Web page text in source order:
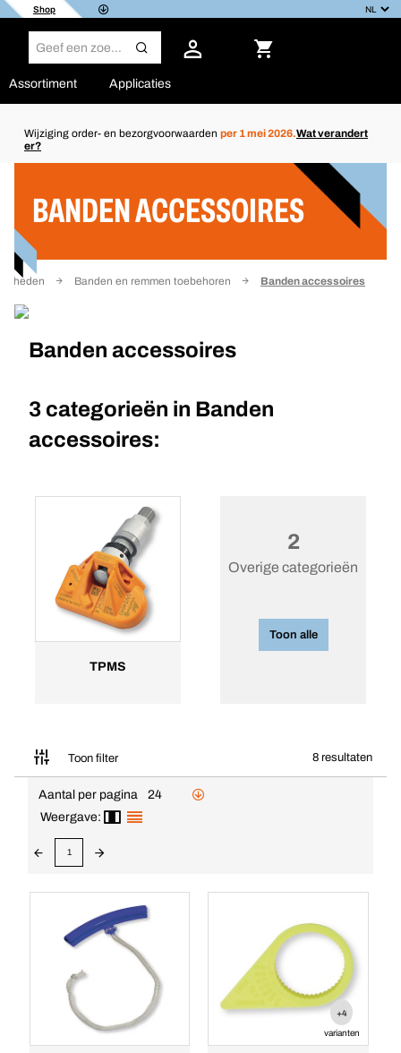
Shop
Assortiment Applicaties
Wijziging order- en bezorgvoorwaarden per 1 mei 2026.Wat verandert
er?
BANDEN ACCESSOIRES
Banden en remmen toebehoren Banden accessoires
Banden accessoires
3 categorieën in Banden
accessoires:
TPMS
2
Overige categorieën
Toon alle
Toon filter 8 resultaten
Aantal per pagina
24
Weergave:
1
+4
varianten